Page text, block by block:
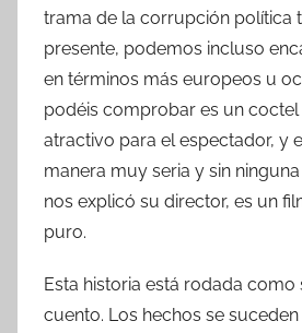
trama de la corrupción política
presente, podemos incluso
en términos más europeos u
podéis comprobar es un
atractivo para el espectador, y
manera muy seria y sin
nos explicó su director, es un
puro.
Esta historia está rodada como
cuento. Los hechos se